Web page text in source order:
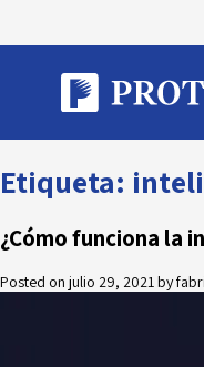
content
Etiqueta:
¿Cómo funciona la
Posted on julio 29, 2021by